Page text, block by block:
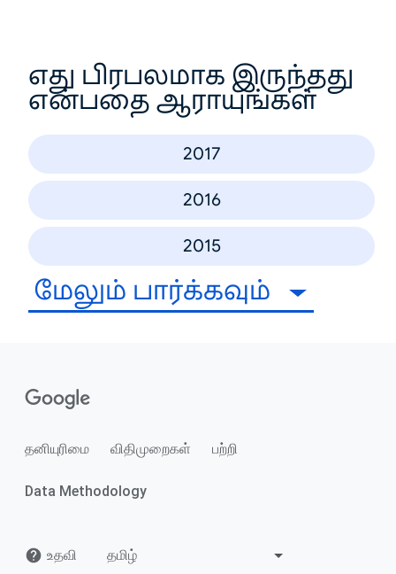
எது பிரபலமாக இருந்தது
என்பதை ஆராயுங்கள்
2017
2016
2015
மேலும் பார்க்கவும்
தனியுரிமை விதிமுறைகள் பற்றி
Data Methodology
உதவி